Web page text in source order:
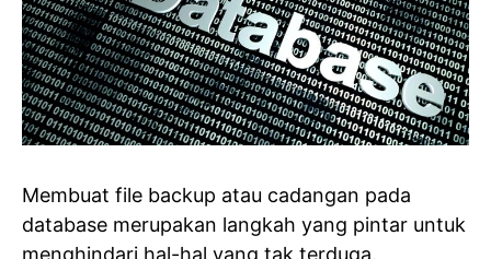
Membuat file backup atau cadangan pada
database merupakan langkah yang pintar untuk
menghindari hal-hal yang tak terduga.